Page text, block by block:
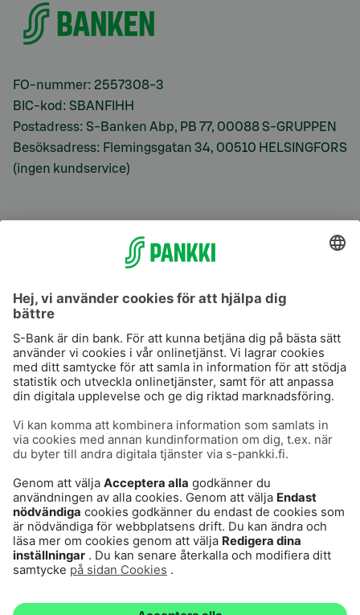
FO-nummer: 2557308-3
BIC-kod: SBANFIHH
Postadress: S-Banken Abp, PB 77, 00088 S-GRUPPEN
Besöksadress: Flemingsgatan 34, 00510 HELSINGFORS
(ingen kundservice)
S-Prime
Användarvillkor
Dataskydd
Cookies
Tillgänglighetsutlåtande